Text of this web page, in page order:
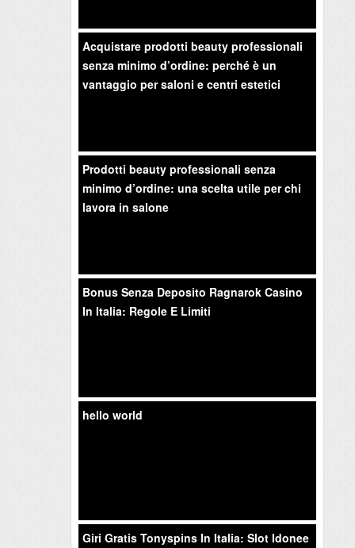
Acquistare prodotti beauty professionali
senza minimo d’ordine: perché è un
vantaggio per saloni e centri estetici
Prodotti beauty professionali senza
minimo d’ordine: una scelta utile per chi
lavora in salone
Bonus Senza Deposito Ragnarok Casino
In Italia: Regole E Limiti
hello world
Giri Gratis Tonyspins In Italia: Slot Idonee